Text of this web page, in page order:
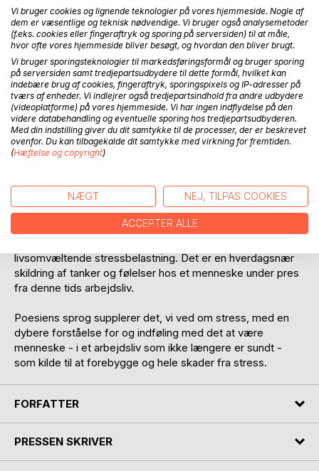
Føj til ønskeliste
Anmeld titel
BESKRIVELSE
Der findes mange fagbøger om stress, og til trods for at
viden om årsager, konsekvenser og behandling vokser, så
stiger antallet af stressramte mennesker.
livsomvæltende stressbelastning. Det er en hverdagsnær
skildring af tanker og følelser hos et menneske under pres
fra denne tids arbejdsliv.
Poesiens sprog supplerer det, vi ved om stress, med en
dybere forståelse for og indføling med det at være
menneske - i et arbejdsliv som ikke længere er sundt -
som kilde til at forebygge og hele skader fra stress.
FORFATTER
PRESSEN SKRIVER
Vi bruger cookies og lignende teknologier på vores hjemmeside. Nogle af
dem er væsentlige og teknisk nødvendige. Vi bruger også analysemetoder
(f.eks. cookies eller fingeraftryk og sporing på serversiden) til at måle,
hvor ofte vores hjemmeside bliver besøgt, og hvordan den bliver brugt.
Vi bruger sporingsteknologier til markedsføringsformål og bruger sporing
på serversiden samt tredjepartsudbydere til dette formål, hvilket kan
indebære brug af cookies, fingeraftryk, sporingspixels og IP-adresser på
tværs af enheder. Vi indlejrer også tredjepartsindhold fra andre udbydere
(videoplatforme) på vores hjemmeside. Vi har ingen indflydelse på den
videre databehandling og eventuelle sporing hos tredjepartsudbyderen.
Med din indstilling giver du dit samtykke til de processer, der er beskrevet
ovenfor. Du kan tilbagekalde dit samtykke med virkning for fremtiden.
(Hæftelse og copyright)
NÆGT NEJ, TILPAS COOKIES
ACCEPTER ALLE